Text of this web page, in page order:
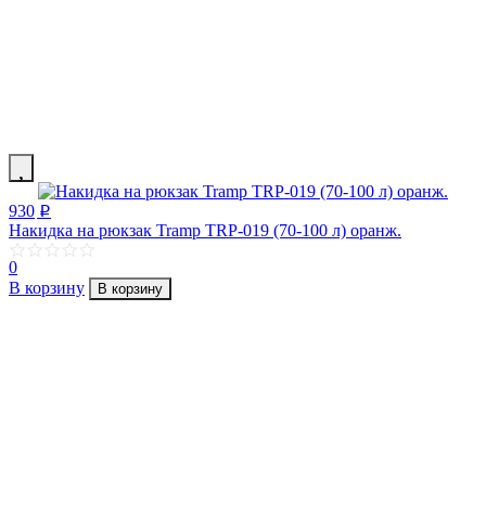
930 p
Накидка на рюкзак Tramp TRP-019 (70-100 л) оранж.
0
В корзину
В корзину